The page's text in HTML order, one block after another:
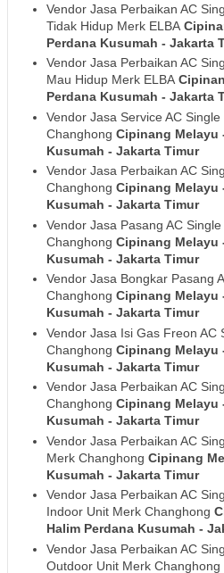
Vendor Jasa Perbaikan AC
Tidak Hidup Merk ELBA
Perdana Kusumah - Jakarta
Vendor Jasa Perbaikan AC
Mau Hidup Merk ELBA
Perdana Kusumah - Jakarta
Vendor Jasa Service AC
Changhong Cipinang Melayu
Kusumah - Jakarta Timur
Vendor Jasa Perbaikan AC
Changhong Cipinang Melayu
Kusumah - Jakarta Timur
Vendor Jasa Pasang AC
Changhong Cipinang Melayu
Kusumah - Jakarta Timur
Vendor Jasa Bongkar Pasang
Changhong Cipinang Melayu
Kusumah - Jakarta Timur
Vendor Jasa Isi Gas Freon AC
Changhong Cipinang Melayu
Kusumah - Jakarta Timur
Vendor Jasa Perbaikan AC
Changhong Cipinang Melayu
Kusumah - Jakarta Timur
Vendor Jasa Perbaikan AC
Merk Changhong Cipinang
Kusumah - Jakarta Timur
Vendor Jasa Perbaikan AC
Indoor Unit Merk Changhong
Halim Perdana Kusumah -
Vendor Jasa Perbaikan AC
Outdoor Unit Merk Changhong